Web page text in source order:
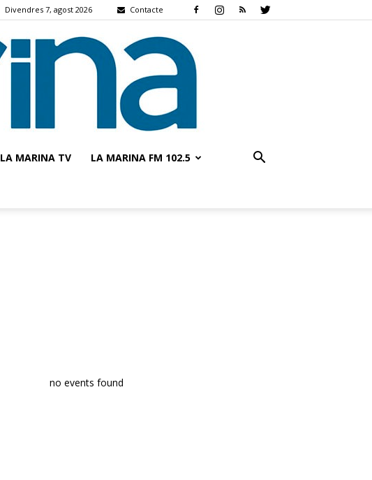
Divendres 7, agost 2026 Contacte
LA MARINA TV LA MARINA FM 102.5
no events found